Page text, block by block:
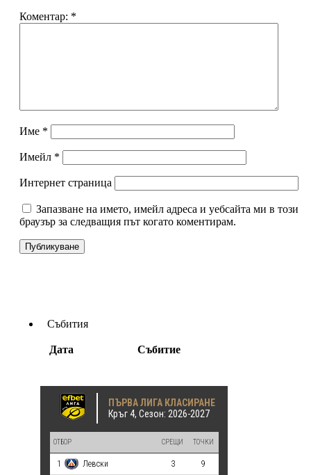
Коментар: *
Име *
Имейл *
Интернет страница
Запазване на името, имейл адреса и уебсайта ми в този
браузър за следващия път когато коментирам.
Събития
Дата Събитие